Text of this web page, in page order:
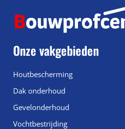
Onze vakgebieden
Houtbescherming
Dak onderhoud
Gevelonderhoud
Vochtbestrijding